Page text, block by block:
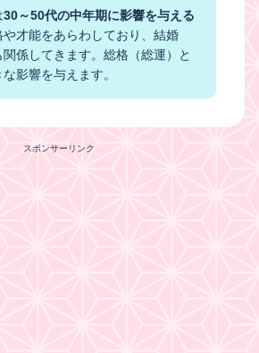
30～50代の中年期に影響を与える
や才能をあらわしており、結婚
係してきます。総格（総運）と
影響を与えます。
スポンサーリンク